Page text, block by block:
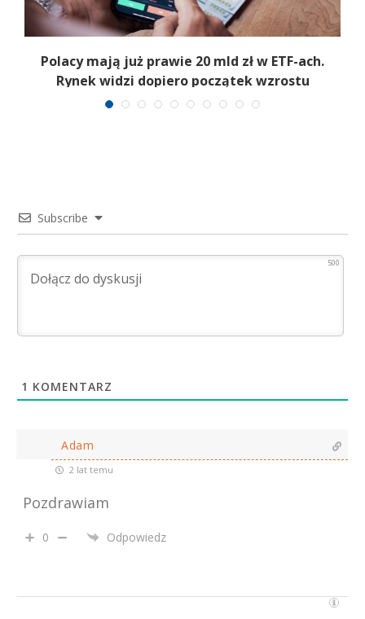
Polacy mają już prawie 20 mld zł w ETF-ach.
Rynek widzi dopiero początek wzrostu
Subscribe
500
1 KOMENTARZ
Adam
2 lat temu
Pozdrawiam
0 Odpowiedz